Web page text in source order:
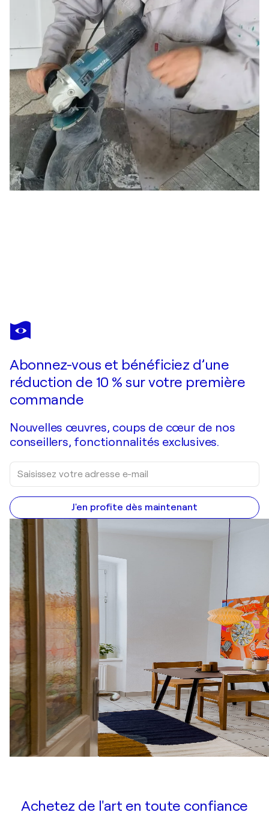
LAURE
POLIN
Je passe commande
Abonnez-vous et bénéficiez d’une
réduction de 10 % sur votre première
commande
Nouvelles œuvres, coups de cœur de nos
conseillers, fonctionnalités exclusives.
J'en profite dès maintenant
Achetez de l'art en toute confiance